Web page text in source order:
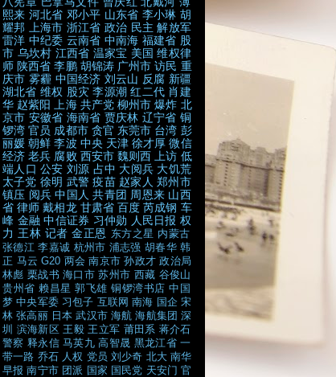
熙来 河北省 邓小平 山东省 李小琳 胡
耀邦
上海市 浙江省 政治 民主 解放军
雷洋 中纪委 云南省 中南海 福建省 股
市 乌坎村 江西省 温家宝 美国 维权律
师 陕西省 李鹏 胡锦涛 广州市 访民 重
庆市 雾霾 中国经济 刘云山 反腐 新疆
湖北省 维权 股灾 李源潮 红二代 肖建
华 赵紫阳 上海 共产党 柳州市 爆炸 北
京市 安徽省 海南省 贾庆林 辽宁省 铜
锣湾 官员 成都市 贪官 东莞市 台湾 彭
丽媛 朝鲜 李波 中央 天津 徐才厚 微信
经济 老兵 腐败 西安市 魏则西 上访 低
端人口 公安 刘源 占中 大阅兵 大饥荒
太子党 徐明 武警 疫苗 赵家人 郑州市
镇压 阅兵 中国人 共青团 周恩来 山西
省 律师 戴相龙 甘肃省 百度 芮成钢 车
峰 金融 中信证券 习仲勋 人民日报 权
力 王林 记者 金正恩 东方之星 内蒙古
张德江 李嘉诚 杭州市 浦志强 胡春华 韩
正 马云 G20 两会 南京市 孙政才 政治局
林彪 栗战书 海口市 苏州市 西藏 谷俊山
贵州省 赖昌星 郭飞雄 铜锣湾书店 中国
梦 中央军委 习包子 互联网 南海 国企 宋
林 张高丽 日本 武汉市 海航 海航集团 深
圳
滨海新区 王毅 王立军 莆田系 蒋介石
警察 释永信 马英九 高智晟 黑龙江省 一
带一路 乔石 人权 党员 刘少奇 北大 南华
早报 南宁市 团派 国家 国民党 天安门 官